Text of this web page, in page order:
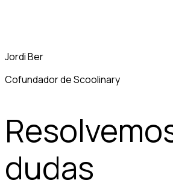
Jordi Ber
Cofundador de Scoolinary
dudas